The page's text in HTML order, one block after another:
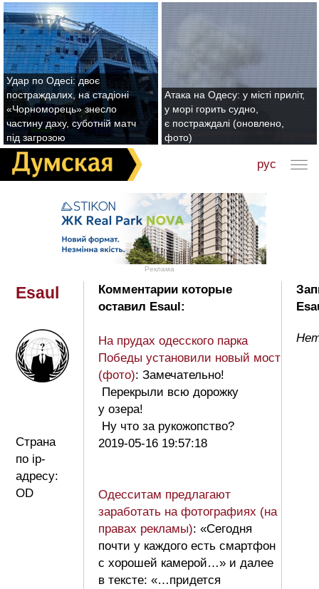
Удар по Одесі: двоє
постраждалих, на стадіоні
«Чорноморець» знесло
частину даху, суботній матч
під загрозою
Атака на Одесу: у місті приліт,
у морі горить судно,
є постраждалі (оновлено,
фото)
рус
Реклама
Esaul
Страна
по ip-
адресу:
OD
Комментарии которые
оставил Esaul:
На прудах одесского парка
Победы установили новый мост
(фото): Замечательно!
Перекрыли всю дорожку
у озера!
Ну что за рукожопство?
2019-05-16 19:57:18
Одесситам предлагают
заработать на фотографиях (на
правах рекламы): «Сегодня
почти у каждого есть смартфон
с хорошей камерой…» и далее
в тексте: «…придется